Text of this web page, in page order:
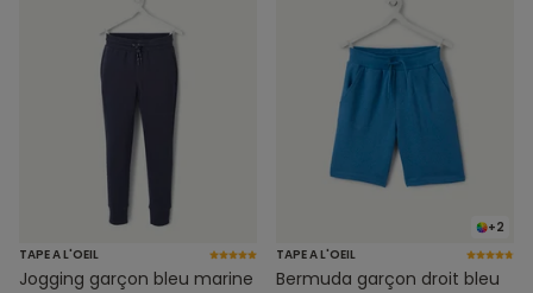
TAPE A L'OEIL
Jogging garçon bleu marine
+2
TAPE A L'OEIL
Bermuda garçon droit bleu